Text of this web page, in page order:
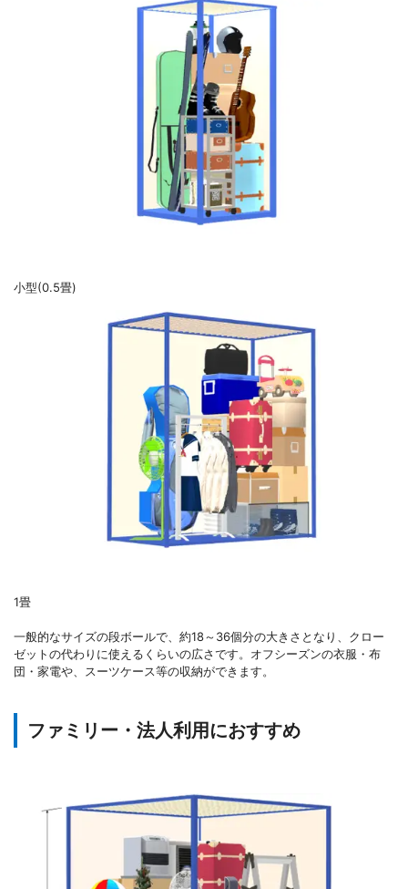
小型(0.5畳)
1畳
一般的なサイズの段ボールで、約18～36個分の大きさとなり、クロー
ゼットの代わりに使えるくらいの広さです。オフシーズンの衣服・布
団・家電や、スーツケース等の収納ができます。
ファミリー・法人利用におすすめ